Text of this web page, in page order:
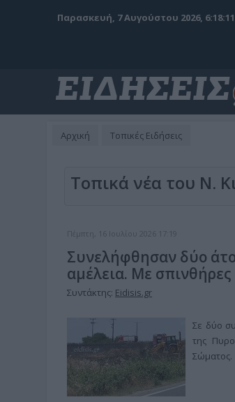
Παρασκευή, 7 Αυγούστου 2026,
Αρχική Τοπικές Ειδήσεις
Τοπικά νέα του Ν.
Πέμπτη, 16 Ιουλίου 2026 17:19
Συνελήφθησαν δύο
αμέλεια. Με
Συντάκτης: Eidisis.gr
Σε δύο
της
Σώματος.